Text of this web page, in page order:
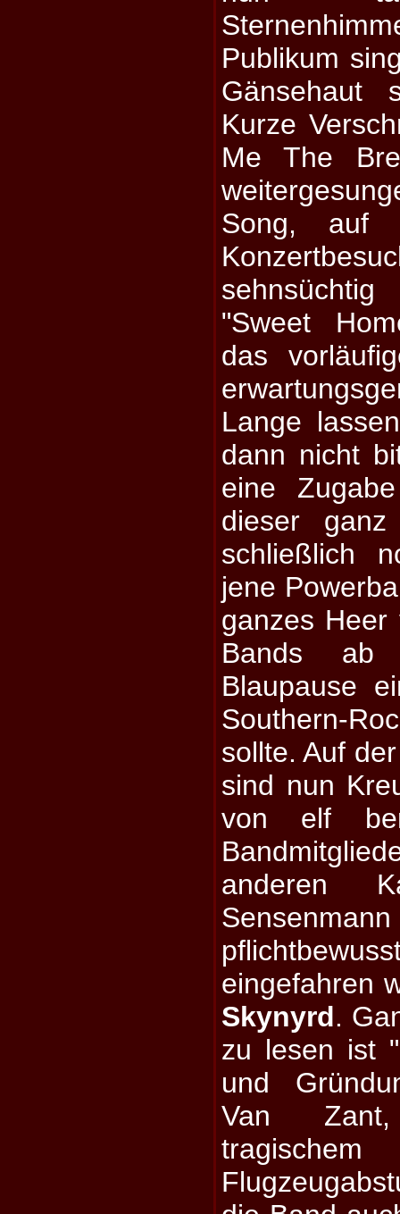
Publikum
Gänsehaut
Kurze
Me The
Song, auf
"Sweet
das
Lange
dann nicht
eine
dieser
schließlich
jene
ganzes Heer
Bands
Blaupause
Southern-
sollte. Auf
sind nun
von elf
anderen
eingefahren
Skynyrd.
zu lesen ist
und
Van